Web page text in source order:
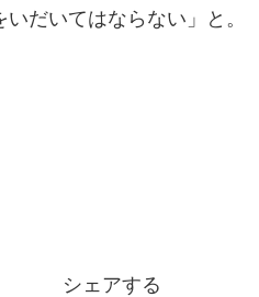
だいてはならない」と。
シェアする